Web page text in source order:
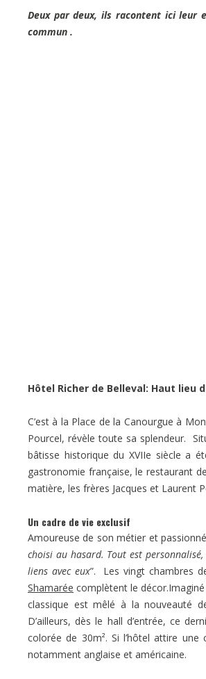
Deux par deux, ils racontent ici leur
commun .
Hôtel Richer de Belleval: Haut lieu
C’est à la Place de la Canourgue à
Pourcel, révèle toute sa splendeur.
bâtisse historique du XVIIe siècle a
gastronomie française, le restaurant de
matière, les frères Jacques et Laurent
Un cadre de vie exclusif
Amoureuse de son métier et
choisi au hasard. Tout est
liens avec eux”. Les vingt chambres
Shamarée complètent le
classique est mêlé à la nouveauté
D’ailleurs, dès le hall d’entrée, ce
colorée de 30m². Si l’hôtel attire
notamment anglaise et américaine.